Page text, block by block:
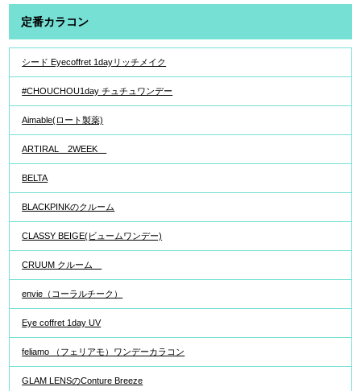
定番カラコン
シード Eyecoffret 1dayリッチメイク
#CHOUCHOU1day チュチュワンデー
Aimable(ロート製薬)
ARTIRAL 2WEEK
BELTA
BLACKPINKのクルーム
CLASSY BEIGE(ビュームワンデー)
CRUUM クルーム
envie（コーラルチーク）
Eye coffret 1day UV
feliamo （フェリアモ）ワンデーカラコン
GLAM LENSのConture Breeze